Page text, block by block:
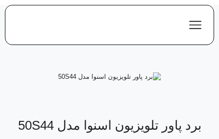
برد پاور تلویزیون اسنوا مدل 50S44